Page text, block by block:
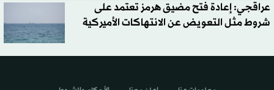
عراقجي: إعادة فتح مضيق هرمز تعتمد على
شروط مثل التعويض عن الانتهاكات الأميركية